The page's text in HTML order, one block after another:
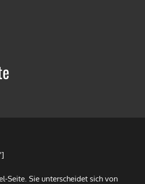
Seite. Sie unterscheidet sich von